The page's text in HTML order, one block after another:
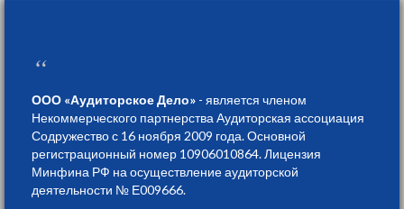
“
ООО «Аудиторское Дело» - является членом
Некоммерческого партнерства Аудиторская ассоциация
Содружество с 16 ноября 2009 года. Основной
регистрационный номер 10906010864. Лицензия
Минфина РФ на осуществление аудиторской
деятельности № Е009666.